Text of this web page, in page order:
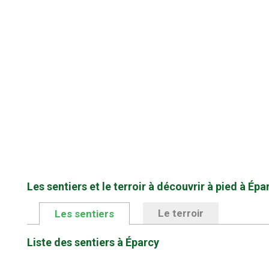
Les sentiers et le terroir à découvrir à pied à
Les sentiers Le terroir
Liste des sentiers à Éparcy